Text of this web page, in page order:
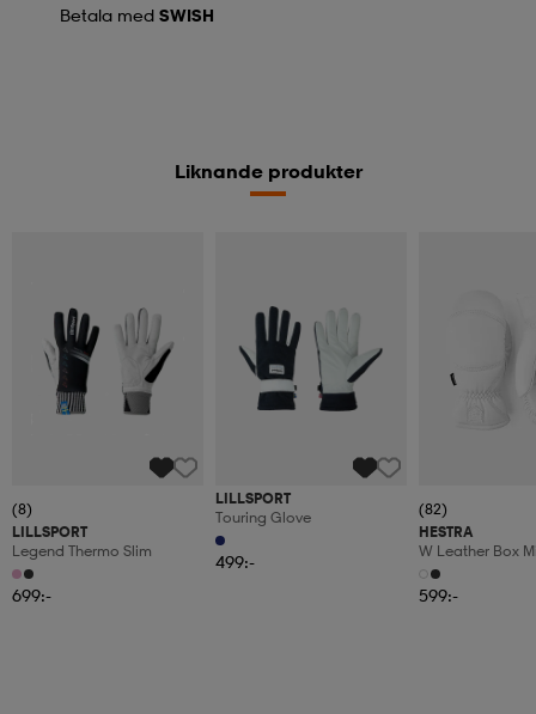
Betala med SWISH
Liknande produkter
(8)
LILLSPORT
Legend Thermo Slim
699:-
LILLSPORT
Touring Glove
499:-
(82)
HESTRA
W Leather Box
599:-